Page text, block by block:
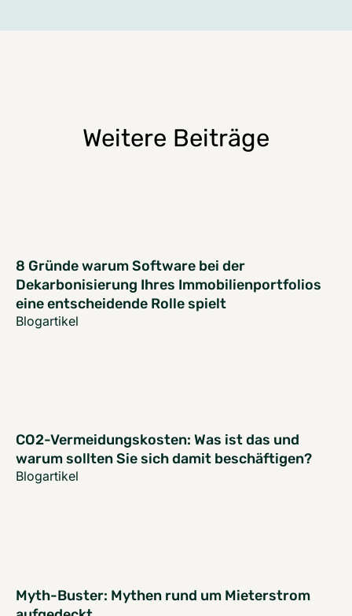
Weitere Beiträge
8 Gründe warum Software bei der
Dekarbonisierung Ihres Immobilienportfolios
eine entscheidende Rolle spielt
Blogartikel
CO2-Vermeidungskosten: Was ist das und
warum sollten Sie sich damit beschäftigen?
Blogartikel
Myth-Buster: Mythen rund um Mieterstrom